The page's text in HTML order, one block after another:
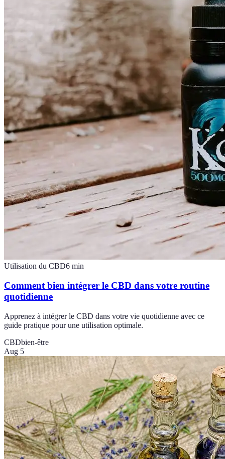
Utilisation du CBD6 min
Comment bien intégrer le CBD dans votre routine
quotidienne
Apprenez à intégrer le CBD dans votre vie quotidienne avec ce
guide pratique pour une utilisation optimale.
CBDbien-être
Aug 5